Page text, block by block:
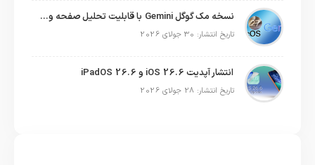
نسخه مک گوگل Gemini با قابلیت تحلیل صفحه و دستورات صوتی در به‌روزرسانی جدید
تاریخ انتشار: 30 جولای 2026
انتشار آپدیت iOS 26.6 و iPadOS 26.6
تاریخ انتشار: 28 جولای 2026